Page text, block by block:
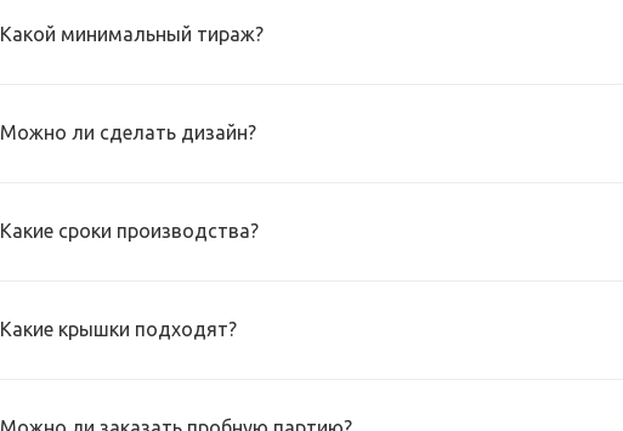
Какой минимальный тираж?
Можно ли сделать дизайн?
Какие сроки производства?
Какие крышки подходят?